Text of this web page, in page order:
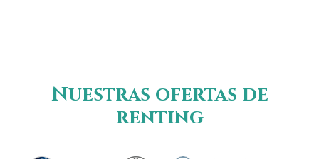
Nuestras ofertas de
renting